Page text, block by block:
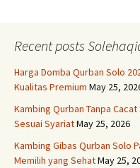
Recent posts
Harga Domba Qurban Solo
Kualitas Premium May 25,
Kambing Qurban Tanpa
Sesuai SyariatMay 25, 2026
Kambing Gibas Qurban Solo
Memilih yang SehatMay 25,